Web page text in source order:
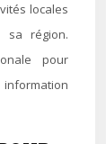
locales
sa région.
pour